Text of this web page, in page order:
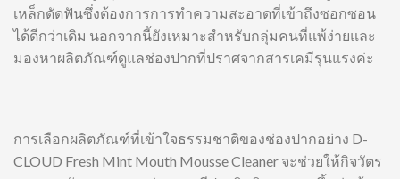
เหล็กดัดฟันซึ่งต้องการการทำความสะอาดที่เข้าถึงซอกซอน
ได้ดีกว่าเดิม นอกจากนี้ยังเหมาะสำหรับกลุ่มคนที่แพ้ง่ายและ
มองหาผลิตภัณฑ์ดูแลช่องปากที่ปราศจากสารเคมีรุนแรงค่ะ
การเลือกผลิตภัณฑ์ที่เข้าใจธรรมชาติของช่องปากอย่าง D-
CLOUD Fresh Mint Mouth Mousse Cleaner จะช่วยให้กิจวัตร